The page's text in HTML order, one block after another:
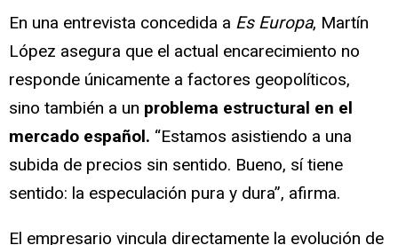
En una entrevista concedida a Es Europa, Martín
López asegura que el actual encarecimiento no
responde únicamente a factores geopolíticos,
sino también a un problema estructural en el
mercado español. “Estamos asistiendo a una
subida de precios sin sentido. Bueno, sí tiene
sentido: la especulación pura y dura”, afirma.
El empresario vincula directamente la evolución de